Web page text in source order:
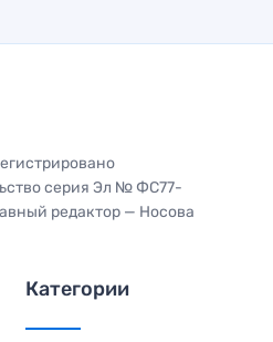
серия Эл № ФС77-
редактор — Носова
Категории